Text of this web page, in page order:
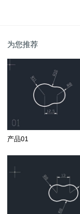
为您推荐
产品01